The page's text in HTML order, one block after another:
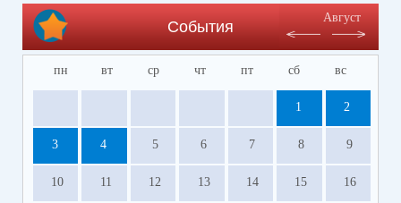
События
Август
пн вт ср чт пт сб вс
1 2
3 4 5 6 7 8 9
10 11 12 13 14 15 16